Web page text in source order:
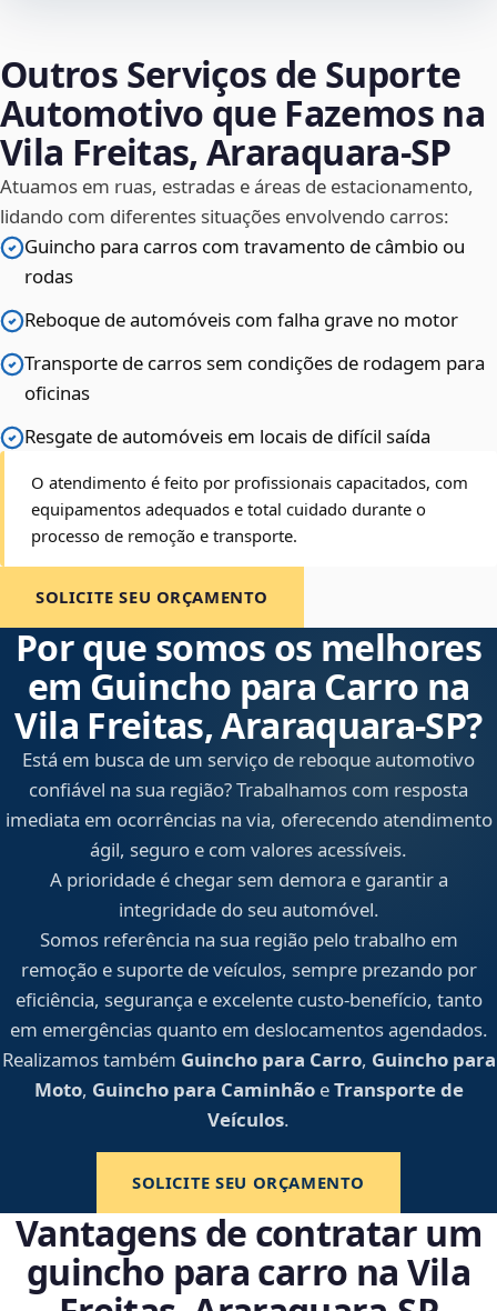
Outros Serviços de Suporte
Automotivo que Fazemos na
Vila Freitas, Araraquara‑SP
Atuamos em ruas, estradas e áreas de estacionamento,
lidando com diferentes situações envolvendo carros:
Guincho para carros com travamento de câmbio ou
rodas
Reboque de automóveis com falha grave no motor
Transporte de carros sem condições de rodagem para
oficinas
Resgate de automóveis em locais de difícil saída
O atendimento é feito por profissionais capacitados, com
equipamentos adequados e total cuidado durante o
processo de remoção e transporte.
SOLICITE SEU ORÇAMENTO
Por que somos os melhores
em Guincho para Carro na
Vila Freitas, Araraquara‑SP?
Está em busca de um serviço de reboque automotivo
confiável na sua região? Trabalhamos com resposta
imediata em ocorrências na via, oferecendo atendimento
ágil, seguro e com valores acessíveis.
A prioridade é chegar sem demora e garantir a
integridade do seu automóvel.
Somos referência na sua região pelo trabalho em
remoção e suporte de veículos, sempre prezando por
eficiência, segurança e excelente custo-benefício, tanto
em emergências quanto em deslocamentos agendados.
Realizamos também Guincho para Carro, Guincho para
Moto, Guincho para CaminhãoeTransporte de
Veículos.
SOLICITE SEU ORÇAMENTO
Vantagens de contratar um
guincho para carro na Vila